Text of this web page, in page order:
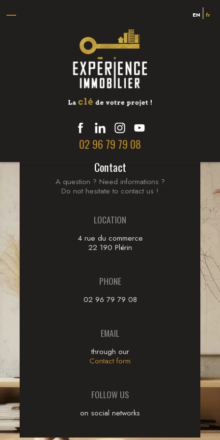
02 96 79 79 08
EN fr
Un immense MERCI à toute l'équipe d'Expérience Immobilier, et tout
particulièrement à Nicolas, qui a vendu notre maison en 3 jours et
2 visites. Nous n'avions aucun doute sur son professionnalisme, sa
disponibilité et son réseau !
J'ai hâte de travailler de nouveau avec Expérience Immobilier sur
mes nouveaux projets, ils ont toute ma confiance.
Contact
A question ? Need informations ?
Do not hesitate to contact us !
LOCATION
4 rue du commerce
22 190 Plérin
PHONE
02 96 79 79 08
EMAIL
through our
Contact form
FOLLOW US
on social networks